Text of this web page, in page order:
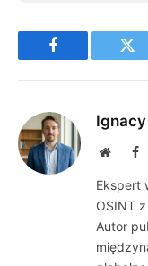
Facebook
Ignacy
Website
Ekspert
OSINT
Autor